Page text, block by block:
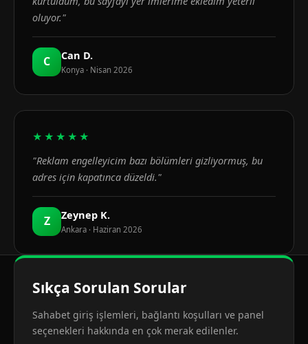
oluyor."
C Can D.
Konya · Nisan 2026
★★★★★
"Reklam engelleyicim bazı bölümleri gizliyormuş, bu
adres için kapatınca düzeldi."
Z Zeynep K.
Ankara · Haziran 2026
Sıkça Sorulan Sorular
Sahabet giriş işlemleri, bağlantı koşulları ve panel
seçenekleri hakkında en çok merak edilenler.